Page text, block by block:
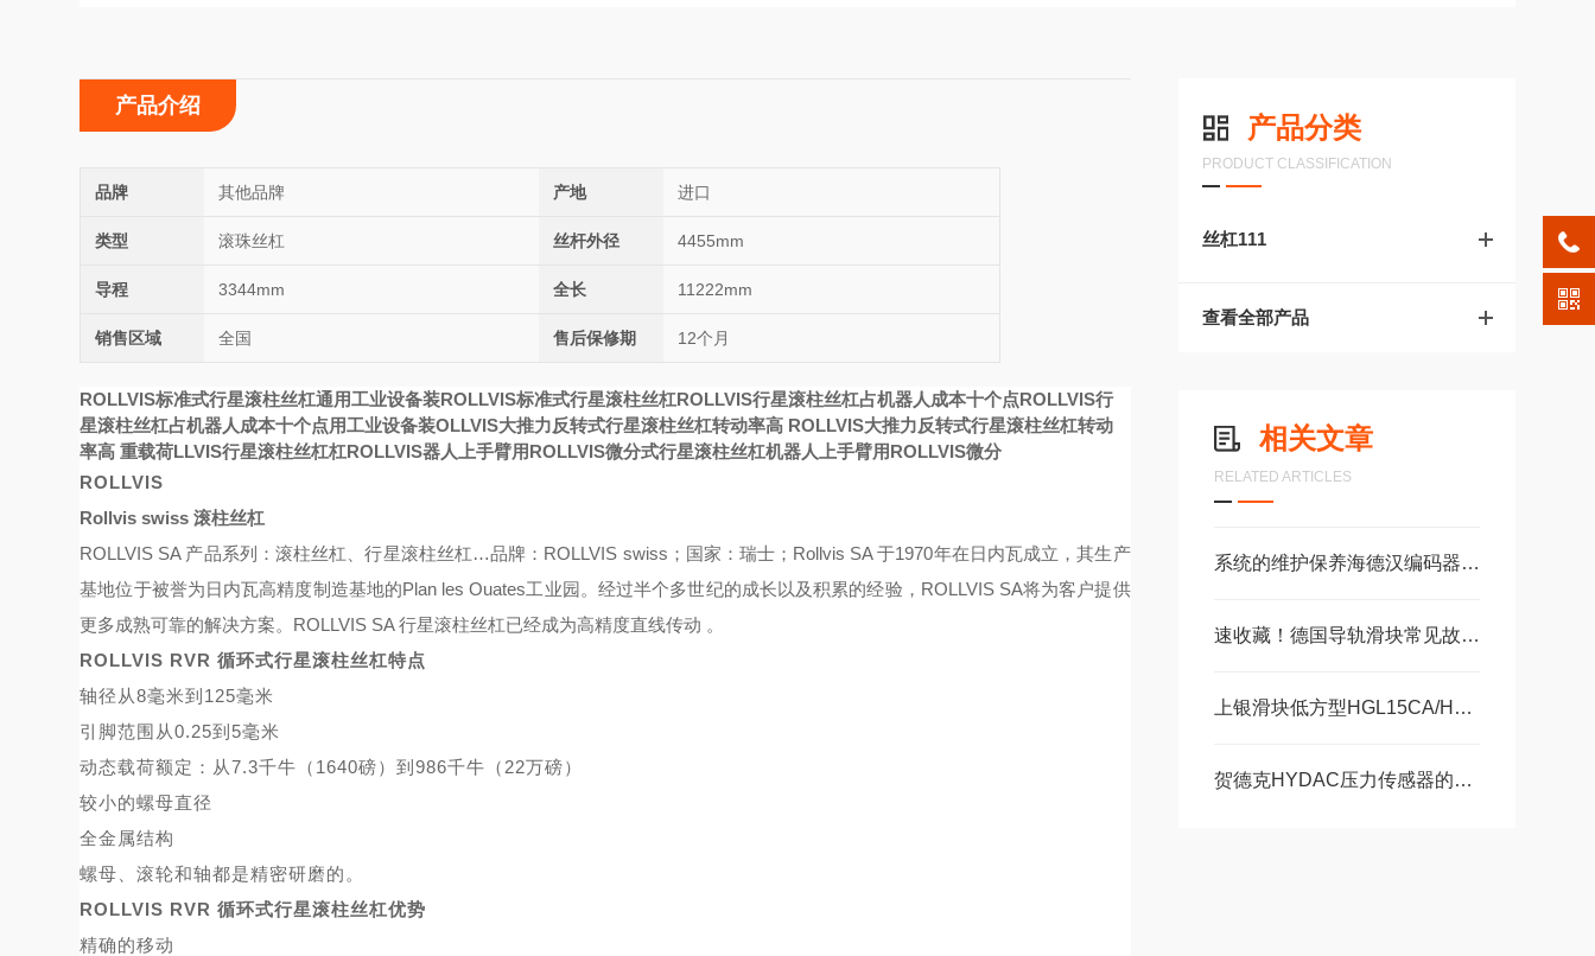
产品分类
PRODUCT CLASSIFICATION
丝杠111
查看全部产品
相关文章
RELATED ARTICLES
系统的维护保养海德汉编码器系统是保障长期高效运转的重要环节
速收藏！德国导轨滑块常见故障的解决方法分享
上银滑块低方型HGL15CA/HA，HGL25CA/HA
贺德克HYDAC压力传感器的维护保养方法分享
产品介绍
品牌 其他品牌 产地 进口
类型 滚珠丝杠 丝杆外径 4455mm
导程 3344mm 全长 11222mm
销售区域 全国 售后保修期 12个月
ROLLVIS标准式行星滚柱丝杠通用工业设备装ROLLVIS标准式行星滚柱丝杠ROLLVIS行星滚柱丝杠占机器人成本十个点ROLLVIS行
星滚柱丝杠占机器人成本十个点用工业设备装OLLVIS大推力反转式行星滚柱丝杠转动率高 ROLLVIS大推力反转式行星滚柱丝杠转动
率高 重载荷LLVIS行星滚柱丝杠杠ROLLVIS器人上手臂用ROLLVIS微分式行星滚柱丝杠机器人上手臂用ROLLVIS微分
ROLLVIS
Rollvis swiss 滚柱丝杠
ROLLVIS SA 产品系列：滚柱丝杠、行星滚柱丝杠…品牌：ROLLVIS swiss；国家：瑞士；Rollvis SA 于1970年在日内瓦成立，其生产
基地位于被誉为日内瓦高精度制造基地的Plan les Ouates工业园。经过半个多世纪的成长以及积累的经验，ROLLVIS SA将为客户提供
更多成熟可靠的解决方案。ROLLVIS SA 行星滚柱丝杠已经成为高精度直线传动 。
ROLLVIS RVR 循环式行星滚柱丝杠特点
轴径从8毫米到125毫米
引脚范围从0.25到5毫米
动态载荷额定：从7.3千牛（1640磅）到986千牛（22万磅）
较小的螺母直径
全金属结构
螺母、滚轮和轴都是精密研磨的。
ROLLVIS RVR 循环式行星滚柱丝杠优势
精确的移动